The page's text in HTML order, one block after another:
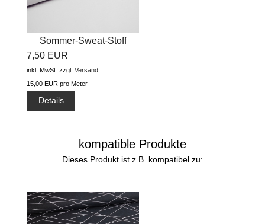
Sommer-Sweat-Stoff
7,50 EUR
inkl. MwSt. zzgl. Versand
15,00 EUR pro Meter
Details
kompatible Produkte
Dieses Produkt ist z.B. kompatibel zu: